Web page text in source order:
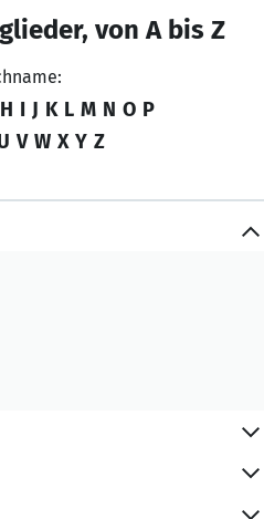
von A bis Z
H I J K L M N O P
V W X Y Z